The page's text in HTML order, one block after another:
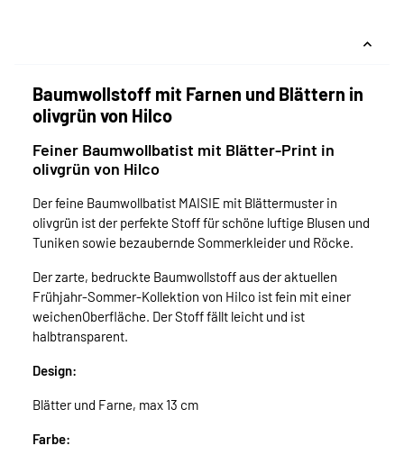
Baumwollstoff mit Farnen und Blättern in
olivgrün von Hilco
Feiner Baumwollbatist mit Blätter-Print in
olivgrün von Hilco
Der feine Baumwollbatist MAISIE mit Blättermuster in
olivgrün ist der perfekte Stoff für schöne luftige Blusen und
Tuniken sowie bezaubernde Sommerkleider und Röcke.
Der zarte, bedruckte Baumwollstoff aus der aktuellen
Frühjahr-Sommer-Kollektion von Hilco ist fein mit einer
weichenOberfläche. Der Stoff fällt leicht und ist
halbtransparent.
Design:
Blätter und Farne, max 13 cm
Farbe: